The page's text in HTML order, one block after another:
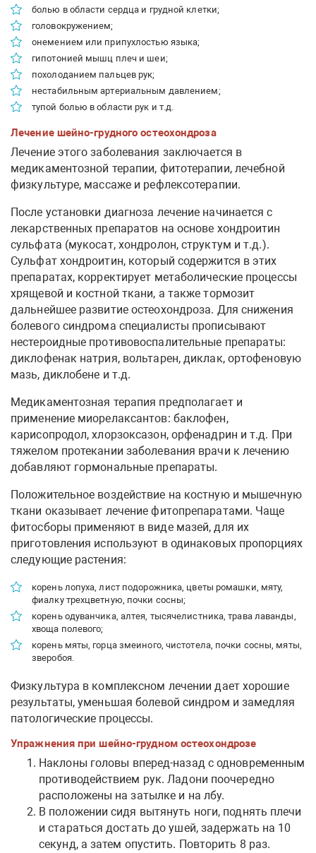
болью в области сердца и грудной клетки;
головокружением;
онемением или припухлостью языка;
гипотонией мышц плеч и шеи;
похолоданием пальцев рук;
нестабильным артериальным давлением;
тупой болью в области рук и т.д.
Лечение шейно-грудного остеохондроза
Лечение этого заболевания заключается в
медикаментозной терапии, фитотерапии, лечебной
физкультуре, массаже и рефлексотерапии.
После установки диагноза лечение начинается с
лекарственных препаратов на основе хондроитин
сульфата (мукосат, хондролон, структум и т.д.).
Сульфат хондроитин, который содержится в этих
препаратах, корректирует метаболические процессы
хрящевой и костной ткани, а также тормозит
дальнейшее развитие остеохондроза. Для снижения
болевого синдрома специалисты прописывают
нестероидные противовоспалительные препараты:
диклофенак натрия, вольтарен, диклак, ортофеновую
мазь, диклобене и т.д.
Медикаментозная терапия предполагает и
применение миорелаксантов: баклофен,
карисопродол, хлорзоксазон, орфенадрин и т.д. При
тяжелом протекании заболевания врачи к лечению
добавляют гормональные препараты.
Положительное воздействие на костную и мышечную
ткани оказывает лечение фитопрепаратами. Чаще
фитосборы применяют в виде мазей, для их
приготовления используют в одинаковых пропорциях
следующие растения:
корень лопуха, лист подорожника, цветы ромашки, мяту,
фиалку трехцветную, почки сосны;
корень одуванчика, алтея, тысячелистника, трава лаванды,
хвоща полевого;
корень мяты, горца змеиного, чистотела, почки сосны, мяты,
зверобоя.
Физкультура в комплексном лечении дает хорошие
результаты, уменьшая болевой синдром и замедляя
патологические процессы.
Упражнения при шейно-грудном остеохондрозе
Наклоны головы вперед-назад с одновременным
противодействием рук. Ладони поочередно
расположены на затылке и на лбу.
В положении сидя вытянуть ноги, поднять плечи
и стараться достать до ушей, задержать на 10
секунд, а затем опустить. Повторить 8 раз.